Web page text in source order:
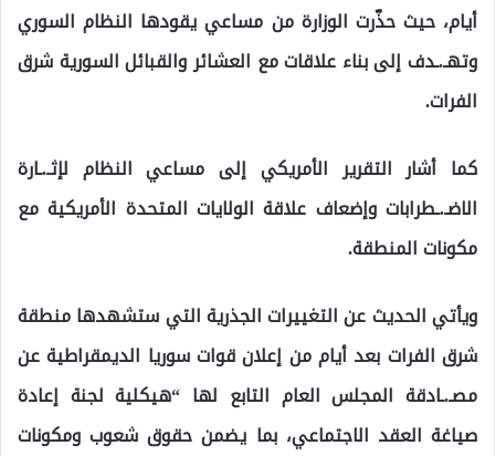
أيام، حيث حذّرت الوزارة من مساعي يقودها النظام السوري
وتهـ.ـدف إلى بناء علاقات مع العشائر والقبائل السورية شرق
الفرات.
كما أشار التقرير الأمريكي إلى مساعي النظام لإثـ.ـارة
الاضـ.ـطرابات وإضعاف علاقة الولايات المتحدة الأمريكية مع
مكونات المنطقة.
ويأتي الحديث عن التغييرات الجذرية التي ستشهدها منطقة
شرق الفرات بعد أيام من إعلان قوات سوريا الديمقراطية عن
مصـ.ـادقة المجلس العام التابع لها “هيكلية لجنة إعادة
صياغة العقد الاجتماعي، بما يضمن حقوق شعوب ومكونات